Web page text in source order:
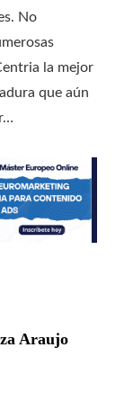
No
la mejor
que aún
Araujo